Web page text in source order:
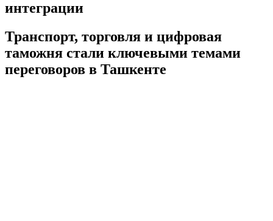
интеграции
Транспорт, торговля и цифровая
таможня стали ключевыми темами
переговоров в Ташкенте